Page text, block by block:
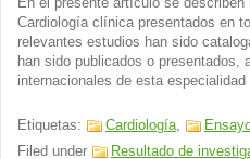
Cardiología clínica presentados en
relevantes estudios han sido
han sido publicados o presentados,
internacionales de esta
Etiquetas: Cardiología,
Filed under
Resultado de